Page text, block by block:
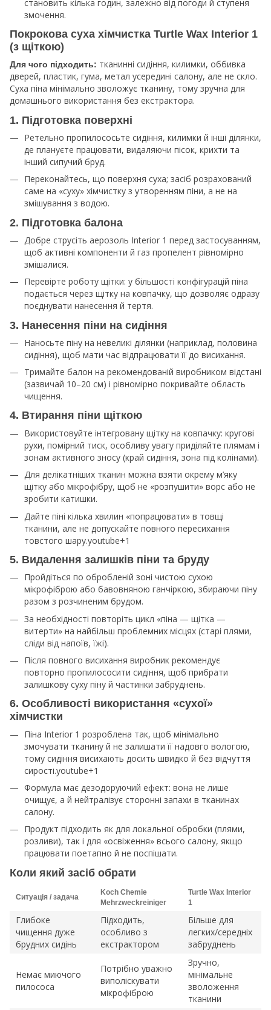
становить кілька годин, залежно від погоди й ступеня
змочення.​
Покрокова суха хімчистка Turtle Wax Interior 1
(з щіткою)
Для чого підходить: тканинні сидіння, килимки, оббивка
дверей, пластик, гума, метал усередині салону, але не скло.
Суха піна мінімально зволожує тканину, тому зручна для
домашнього використання без екстрактора.
1. Підготовка поверхні
Ретельно пропилососьте сидіння, килимки й інші ділянки,
де плануєте працювати, видаляючи пісок, крихти та
інший сипучий бруд.​
Переконайтесь, що поверхня суха; засіб розрахований
саме на «суху» хімчистку з утворенням піни, а не на
змішування з водою.
2. Підготовка балона
Добре струсіть аерозоль Interior 1 перед застосуванням,
щоб активні компоненти й газ пропелент рівномірно
змішалися.​
Перевірте роботу щітки: у більшості конфігурацій піна
подається через щітку на ковпачку, що дозволяє одразу
поєднувати нанесення й тертя.
3. Нанесення піни на сидіння
Наносьте піну на невеликі ділянки (наприклад, половина
сидіння), щоб мати час відпрацювати її до висихання.​
Тримайте балон на рекомендованій виробником відстані
(зазвичай 10–20 см) і рівномірно покривайте область
чищення.​
4. Втирання піни щіткою
Використовуйте інтегровану щітку на ковпачку: кругові
рухи, помірний тиск, особливу увагу приділяйте плямам і
зонам активного зносу (край сидіння, зона під колінами).
Для делікатніших тканин можна взяти окрему м’яку
щітку або мікрофібру, щоб не «розпушити» ворс або не
зробити катишки.​
Дайте піні кілька хвилин «попрацювати» в товщі
тканини, але не допускайте повного пересихання
товстого шару.youtube+1​
5. Видалення залишків піни та бруду
Пройдіться по обробленій зоні чистою сухою
мікрофіброю або бавовняною ганчіркою, збираючи піну
разом з розчиненим брудом.​
За необхідності повторіть цикл «піна — щітка —
витерти» на найбільш проблемних місцях (старі плями,
сліди від напоїв, їжі).​
Після повного висихання виробник рекомендує
повторно пропилососити сидіння, щоб прибрати
залишкову суху піну й частинки забруднень.
6. Особливості використання «сухої»
хімчистки
Піна Interior 1 розроблена так, щоб мінімально
змочувати тканину й не залишати її надовго вологою,
тому сидіння висихають досить швидко й без відчуття
сирості.youtube+1​
Формула має дезодоруючий ефект: вона не лише
очищує, а й нейтралізує сторонні запахи в тканинах
салону.
Продукт підходить як для локальної обробки (плями,
розливи), так і для «освіження» всього салону, якщо
працювати поетапно й не поспішати.​
Коли який засіб обрати
Ситуація / задача
Koch Chemie
Mehrzweckreiniger ​
Turtle Wax Interior
1 ​
Глибоке
чищення дуже
брудних сидінь
Підходить,
особливо з
екстрактором
Більше для
легких/середніх
забруднень
Немає миючого
пилососа
Потрібно уважно
виполіскувати
мікрофіброю
Зручно,
мінімальне
зволоження
тканини